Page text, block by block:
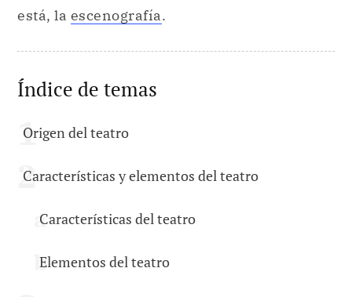
está, la escenografía.
Índice de temas
Origen del teatro
Características y elementos del teatro
Características del teatro
Elementos del teatro